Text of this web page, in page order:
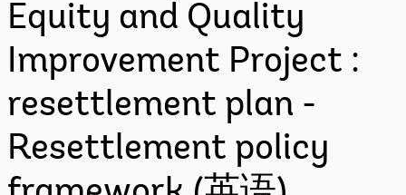
Equity and Quality
Improvement Project :
resettlement plan -
Resettlement policy